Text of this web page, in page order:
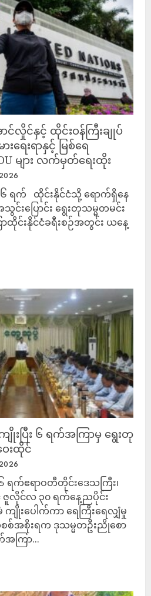
င်လှိုင်နှင့် ထိုင်းဝန်ကြီးချုပ်
ေးရာနှင့် မြစ်ရေ
များ လက်မှတ်ရေးထိုး
ရက် ထိုင်းနိုင်ငံသို့ ရောက်ရှိနေ
င်းပြောင်း ရွေးတုသမ္မတမင်း
င်းနိုင်ငံခရီးစဉ်အတွင်း ယနေ့
းပြီး ၆ ရက်အကြာမှ ရွေးတု
းထိုင်
က်ဧရာဝတီတိုင်းဒေသကြီး၊
ဇူလိုင်လ ၃၀ ရက်နေ့ညပိုင်း
းပေါက်ကာ ရေကြီးရေလျှံမှု
စ်အစိုးရက ဒုသမ္မတဦးညိုစော
အကြာ...